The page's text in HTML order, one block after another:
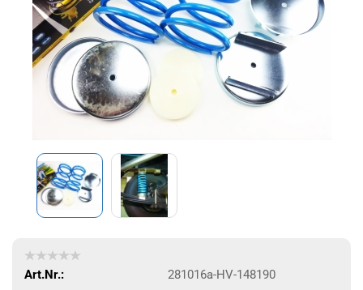
Art.Nr.:
281016a-HV-148190